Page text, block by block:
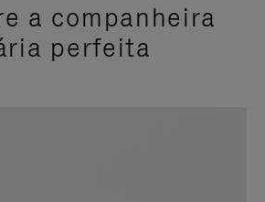
a companheira
perfeita